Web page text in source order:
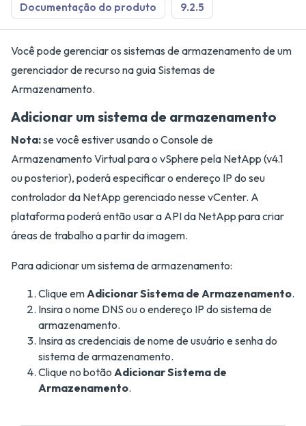
Documentação do produto 9.2.5
Você pode gerenciar os sistemas de armazenamento de um
gerenciador de recurso na guia Sistemas de
Armazenamento.
Adicionar um sistema de armazenamento
Nota:se você estiver usando o Console de
Armazenamento Virtual para o vSphere pela NetApp (v4.1
ou posterior), poderá especificar o endereço IP do seu
controlador da NetApp gerenciado nesse vCenter. A
plataforma poderá então usar a API da NetApp para criar
áreas de trabalho a partir da imagem.
Para adicionar um sistema de armazenamento:
Clique emAdicionar Sistema de Armazenamento.
Insira o nome DNS ou o endereço IP do sistema de
armazenamento.
Insira as credenciais de nome de usuário e senha do
sistema de armazenamento.
Clique no botão Adicionar Sistema de
Armazenamento.